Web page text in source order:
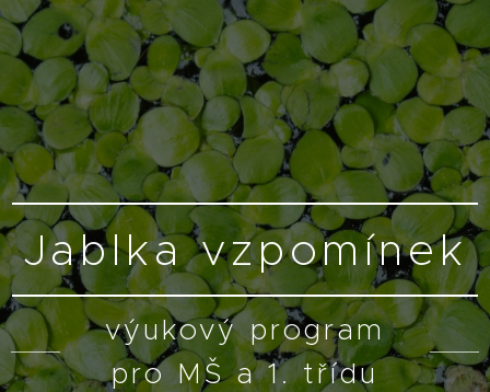
Jablka vzpomínek
výukový program
pro MŠ a 1. třídu